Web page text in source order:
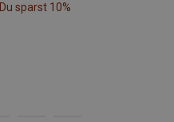
Du sparst 10%